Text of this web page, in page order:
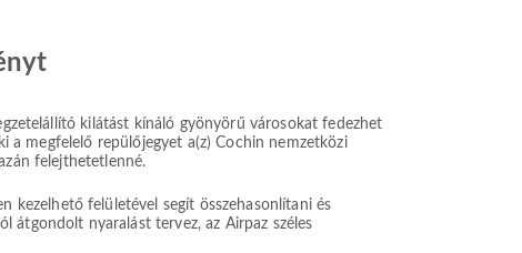
kilátást kínáló gyönyörű városokat fedezhet
a megfelelő repülőjegyet a(z) Cochin nemzetközi
felejthetetlenné.
kezelhető felületével segít összehasonlítani és
átgondolt nyaralást tervez, az Airpaz széles